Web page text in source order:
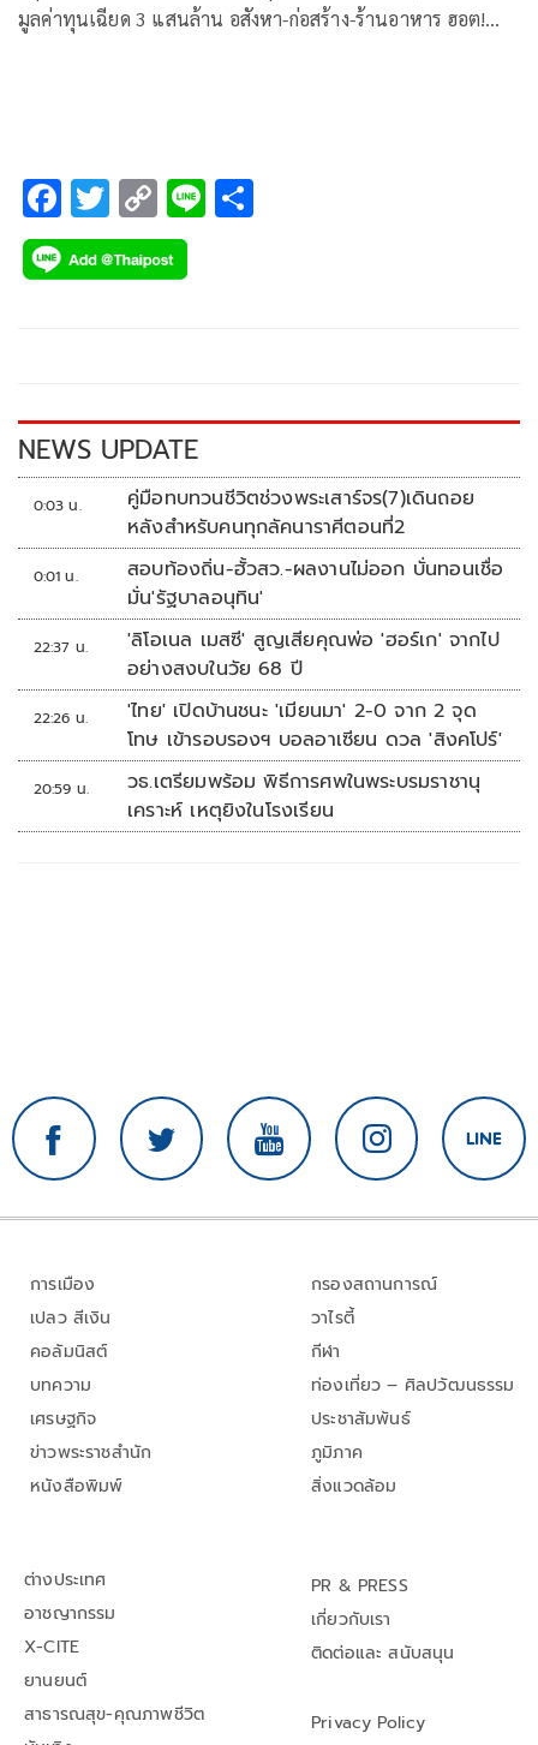
มูลค่าทุนเฉียด 3 แสนล้าน อสังหา-ก่อสร้าง-ร้านอาหาร ฮอต!
F
ac
e
k
T
wi
tt
C
o
p
k
Li
NEWS UPDATE
0:03 น.
คู่มือทบทวนชีวิตช่วงพระเสาร์จร(7)เดินถอย
หลังสำหรับคนทุกลัคนาราศีตอนที่2
0:01 น.
สอบท้องถิ่น-ฮั้วสว.-ผลงานไม่ออก บั่นทอนเชื่อ
มั่น'รัฐบาลอนุทิน'
22:37 น.
'ลิโอเนล เมสซี' สูญเสียคุณพ่อ 'ฮอร์เก' จากไป
อย่างสงบในวัย 68 ปี
22:26 น.
'ไทย' เปิดบ้านชนะ 'เมียนมา' 2-0 จาก 2 จุด
โทษ เข้ารอบรองฯ บอลอาเซียน ดวล 'สิงคโปร์'
20:59 น.
วธ.เตรียมพร้อม พิธีการศพในพระบรมราชานุ
เคราะห์ เหตุยิงในโรงเรียน
การเมือง
เปลว สีเงิน
คอลัมนิสต์
บทความ
เศรษฐกิจ
ข่าวพระราชสำนัก
หนังสือพิมพ์
กรองสถานการณ์
วาไรตี้
กีฬา
ท่องเที่ยว – ศิลปวัฒนธรรม
ประชาสัมพันธ์
ภูมิภาค
สิ่งแวดล้อม
ต่างประเทศ
อาชญากรรม
X-CITE
ยานยนต์
สาธารณสุข-คุณภาพชีวิต
PR & PRESS
เกี่ยวกับเรา
ติดต่อและ สนับสนุน
Privacy Policy